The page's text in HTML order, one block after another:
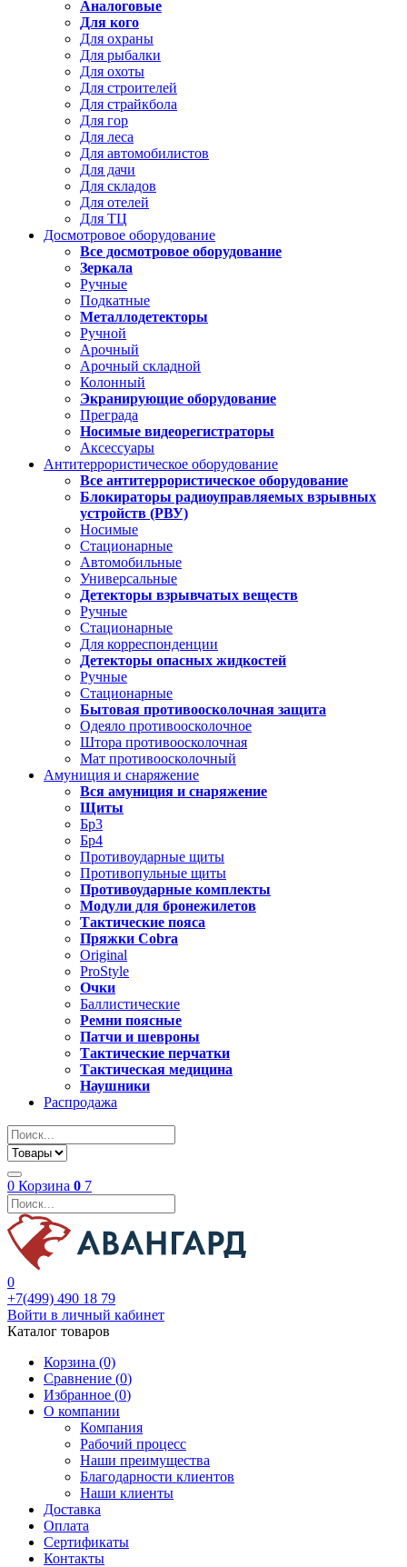
Аналоговые
Для кого
Для охраны
Для рыбалки
Для охоты
Для строителей
Для страйкбола
Для гор
Для леса
Для автомобилистов
Для дачи
Для складов
Для отелей
Для ТЦ
Досмотровое оборудование
Все досмотровое оборудование
Зеркала
Ручные
Подкатные
Металлодетекторы
Ручной
Арочный
Арочный складной
Колонный
Экранирующие оборудование
Преграда
Носимые видеорегистраторы
Аксессуары
Антитеррористическое оборудование
Все антитеррористическое оборудование
Блокираторы радиоуправляемых взрывных
устройств (РВУ)
Носимые
Стационарные
Автомобильные
Универсальные
Детекторы взрывчатых веществ
Ручные
Стационарные
Для корреспонденции
Детекторы опасных жидкостей
Ручные
Стационарные
Бытовая противоосколочная защита
Одеяло противоосколочное
Штора противоосколочная
Мат противоосколочный
Амуниция и снаряжение
Вся амуниция и снаряжение
Щиты
Бр3
Бр4
Противоударные щиты
Противопульные щиты
Противоударные комплекты
Модули для бронежилетов
Тактические пояса
Пряжки Cobra
Original
ProStyle
Очки
Баллистические
Ремни поясные
Патчи и шевроны
Тактические перчатки
Тактическая медицина
Наушники
Распродажа
0 Корзина 0 7
0
+7(499) 490 18 79
Войти в личный кабинет
Каталог товаров
Корзина (0)
Сравнение (0)
Избранное (0)
О компании
Компания
Рабочий процесс
Наши преимущества
Благодарности клиентов
Наши клиенты
Доставка
Оплата
Сертификаты
Контакты